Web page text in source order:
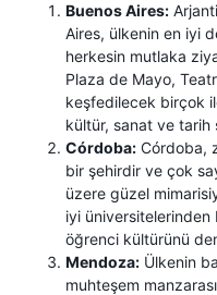
Buenos Aires:
Aires, ülkenin en iyi
herkesin mutlaka
Plaza de Mayo,
keşfedilecek birçok
kültür, sanat ve tarih
Córdoba: Córdoba,
bir şehirdir ve çok
üzere güzel
iyi üniversitelerinden
öğrenci kültürünü
Mendoza: Ülkenin
muhteşem